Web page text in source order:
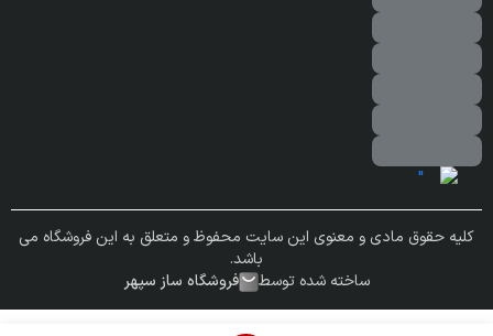
کلیه حقوق مادی و معنوی این سایت محفوظ و متعلق به این فروشگاه می
باشد.
ساخته شده توسط
فروشگاه ساز سپهر